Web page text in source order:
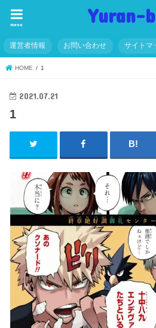
Yuran-
menu
運営者情報 お問い合わせ サイトマ
HOME 1
2021.07.21
1